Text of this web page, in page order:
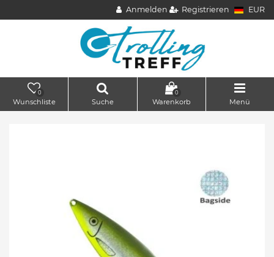
Anmelden Registrieren EUR
0
Wunschliste Suche
0
Warenkorb Menü